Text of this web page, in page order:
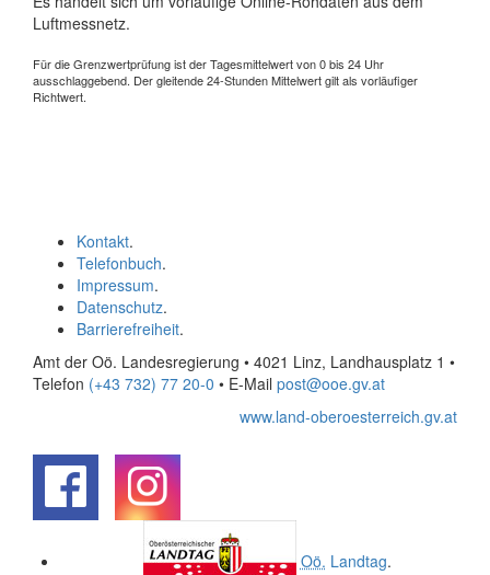
Luftmessnetz.
Für die Grenzwertprüfung ist der Tagesmittelwert von 0 bis 24 Uhr
ausschlaggebend. Der gleitende 24-Stunden Mittelwert gilt als vorläufiger
Richtwert.
Kontakt.
Telefonbuch.
Impressum.
Datenschutz.
Barrierefreiheit.
Amt der Oö. Landesregierung • 4021 Linz, Landhausplatz 1 •
Telefon (+43 732) 77 20-0 • E-Mail post@ooe.gv.at
www.land-oberoesterreich.gv.at
Oö. Landtag.